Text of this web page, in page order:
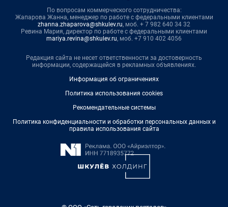
По вопросам коммерческого сотрудничества:
Жапарова Жанна, менеджер по работе с федеральными клиентами
zhanna.zhaparova@shkulev.ru, моб. + 7 982 640 34 32
Ревина Мария, директор по работе с федеральными клиентами
mariya.revina@shkulev.ru, моб. +7 910 402 4056
Редакция сайта не несет ответственности за достоверность
информации, содержащейся в рекламных объявлениях.
Информация об ограничениях
Политика использования cookies
Рекомендательные системы
Политика конфиденциальности и обработки персональных данных и
правила использования сайта